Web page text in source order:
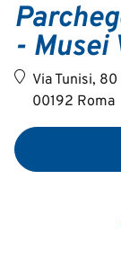
Italian
English
- Musei
Via Tunisi, 80
00192 Roma